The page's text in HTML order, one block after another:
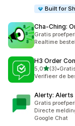
Built for
Cha‑Ching:
Gratis
Realtime
H3 Order
5,0van 5
(3)
3 recensies in
•
Verifieer de
Alerty: Alerts
Gratis
Directe
Google Chat